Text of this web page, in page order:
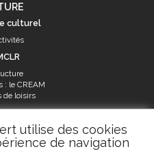
utilise des cookies
de navigation
culturel
: le CREAM
de loisirs
sportifs
municipaux